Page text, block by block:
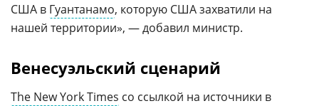
США в Гуантанамо, которую США захватили на
нашей территории», — добавил министр.
Венесуэльский сценарий
The New York Times со ссылкой на источники в